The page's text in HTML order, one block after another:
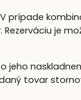
prípade
je
jeho
tovar